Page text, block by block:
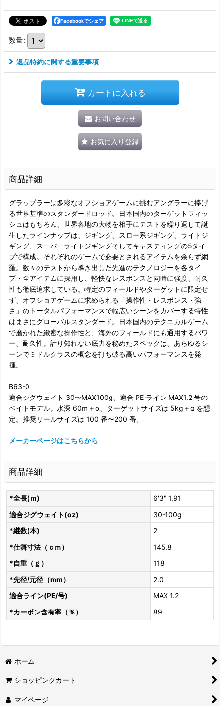
Facebookでシェア
数量:
返品特約に関する重要事項
カートに入れる
お問い合わせ
お気に入り登録
商品詳細
グラップラーは多彩なオフショアゲームに挑むアングラーに捧げ
る世界基準のスタンダードロッド。日本国内のターゲットフィッ
シュはもちろん、世界各地の大物を相手にテストを繰り返して誕
生したラインナップは、ジギング、スロー系ジギング、ライトジ
ギング、スーパーライトジギングそしてキャスティングの5タイ
プで構成。それぞれのゲームで必要とされるアイテムを余らず網
羅。数々のテストから導き出した先進のテクノロジーを各タイ
プ・全アイテムに採用し、軽快なレスポンスと同時に強度、耐久
性も徹底追求している。特定のフィールドやターゲットに限定せ
ず、オフショアゲームに求められる「操作性・レスポンス・強
さ」のトータルパフォーマンスで幅広いシーンをカバーする特性
はまさにグローバルスタンダード。日本国内のテクニカルゲーム
で磨かれた緻密な操作性と、海外のフィールドにも通用するパワ
ー、耐久性。計り知れない底力を秘めたスペックは、あらゆるシ
ーンでミドルクラスの概念を打ち破る高いパフォーマンスを発
揮。
B63-0
適合ジグウェイト 30〜MAX100g、適合 PE ライン MAX1.2 号の
ベイトモデル。水深 60ｍ＋α、ターゲットサイズは 5kg＋α を想
定。推奨リールサイズは 100 番〜200 番。
メーカーページはこちらから
商品詳細
*全長(ｍ)
6'3" 1.91
適合ジグウェイト(oz)
30-100g
*継数(本)
2
*仕舞寸法（ｃｍ）
145.8
*自重（ｇ）
118
*先径/元径（mm）
2.0
適合ライン(PE/号)
MAX 1.2
*カーボン含有率（％）
89
ホーム
ショッピングカート
マイページ